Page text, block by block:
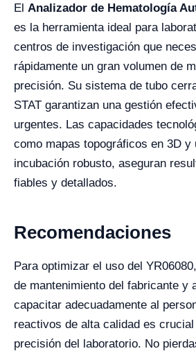
El Analizador de Hematología
es la herramienta ideal para
centros de investigación que
rápidamente un gran volumen de
precisión. Su sistema de tubo
STAT garantizan una gestión
urgentes. Las capacidades
como mapas topográficos en 3D y
incubación robusto, aseguran
fiables y detallados.
Recomendaciones
Para optimizar el uso del
de mantenimiento del fabricante y
capacitar adecuadamente al
reactivos de alta calidad es
precisión del laboratorio. No